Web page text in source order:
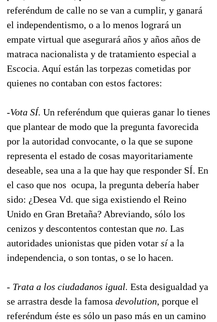
referéndum de calle no se van a cumplir, y ganará
el independentismo, o a lo menos logrará un
empate virtual que asegurará años y años años de
matraca nacionalista y de tratamiento especial a
Escocia. Aquí están las torpezas cometidas por
quienes no contaban con estos factores:
-Vota SÍ. Un referéndum que quieras ganar lo tienes
que plantear de modo que la pregunta favorecida
por la autoridad convocante, o la que se supone
representa el estado de cosas mayoritariamente
deseable, sea una a la que hay que responder SÍ. En
el caso que nos ocupa, la pregunta debería haber
sido: ¿Desea Vd. que siga existiendo el Reino
Unido en Gran Bretaña? Abreviando, sólo los
cenizos y descontentos contestan que no. Las
autoridades unionistas que piden votar sía la
independencia, o son tontas, o se lo hacen.
- Trata a los ciudadanos igual. Esta desigualdad ya
se arrastra desde la famosa devolution, porque el
referéndum éste es sólo un paso más en un camino